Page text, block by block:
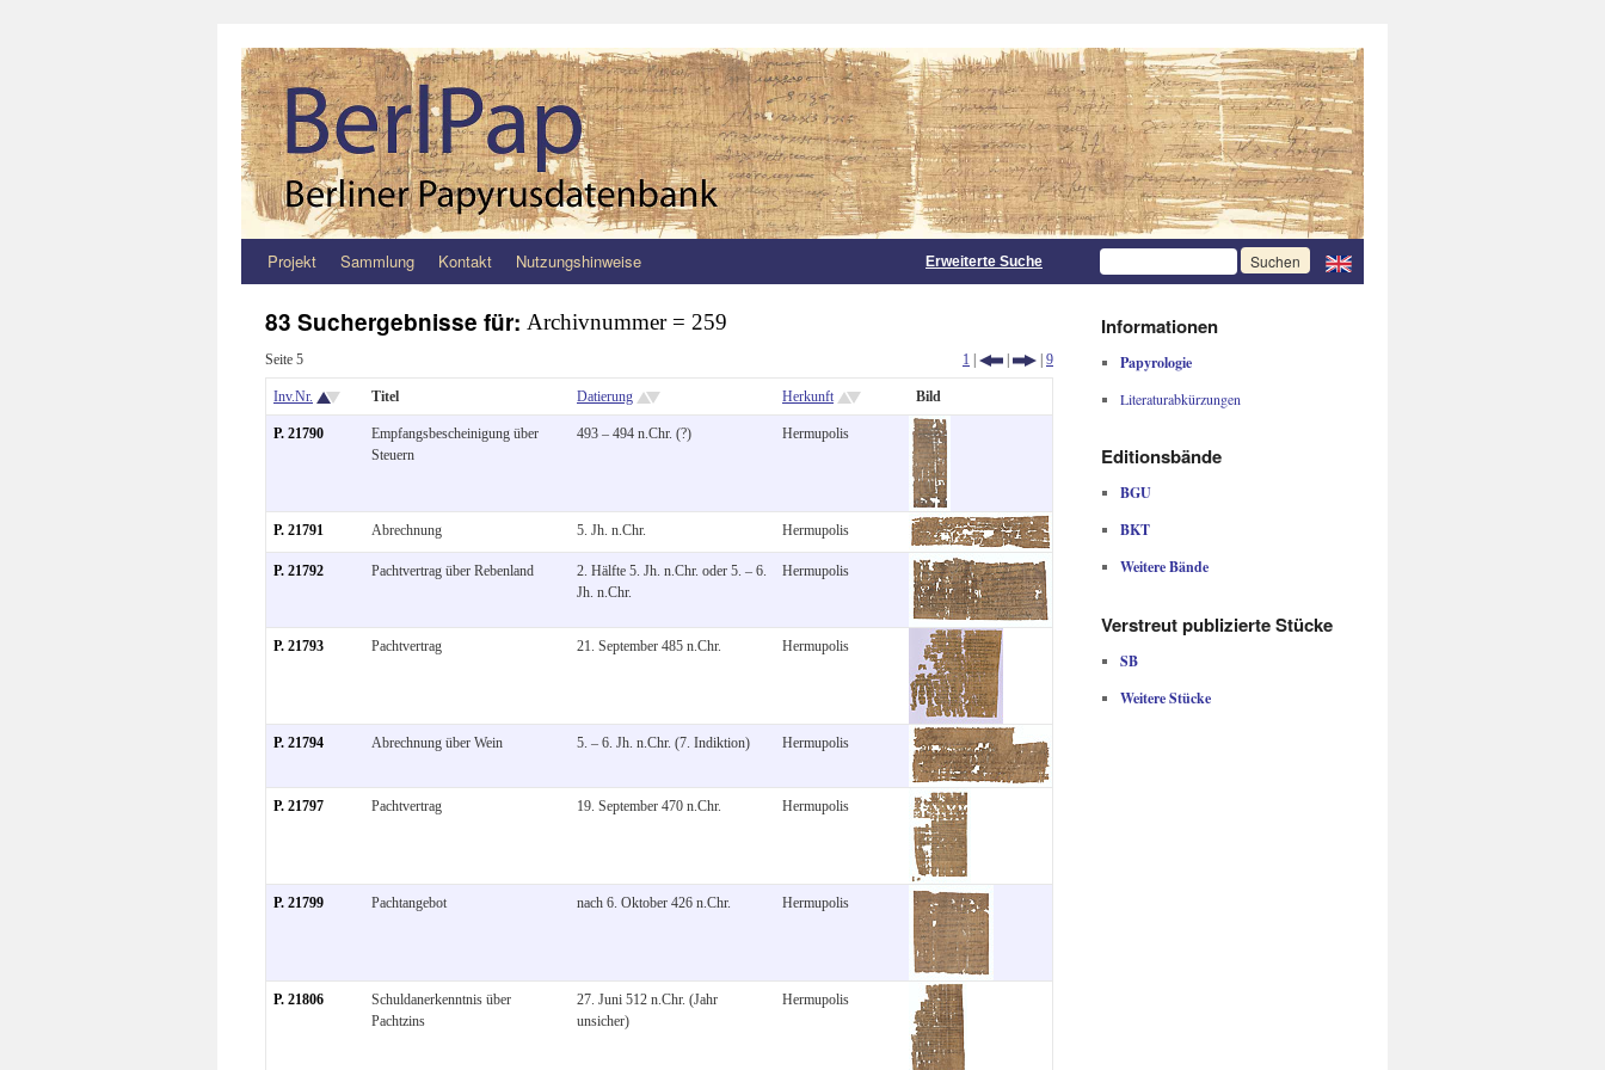
Zum
springen
Projekt Sammlung Kontakt Nutzungshinweise Erweiterte Suche
83 Suchergebnisse für: Archivnummer = 259
Seite 5 1 | | | 9
Inv.Nr. Titel Datierung Herkunft Bild
P. 21790
Empfangsbescheinigung über
Steuern
493 – 494 n.Chr. (?) Hermupolis
P. 21791 Abrechnung 5. Jh. n.Chr. Hermupolis
P. 21792 Pachtvertrag über Rebenland
2. Hälfte 5. Jh. n.Chr. oder 5. – 6.
Jh. n.Chr.
Hermupolis
P. 21793 Pachtvertrag 21. September 485 n.Chr. Hermupolis
P. 21794 Abrechnung über Wein 5. – 6. Jh. n.Chr. (7. Indiktion) Hermupolis
P. 21797 Pachtvertrag 19. September 470 n.Chr. Hermupolis
P. 21799 Pachtangebot nach 6. Oktober 426 n.Chr. Hermupolis
P. 21806
Schuldanerkenntnis über
Pachtzins
27. Juni 512 n.Chr. (Jahr
unsicher)
Hermupolis
Informationen
Papyrologie
Literaturabkürzungen
Editionsbände
BGU
BKT
Weitere Bände
Verstreut publizierte Stücke
SB
Weitere Stücke